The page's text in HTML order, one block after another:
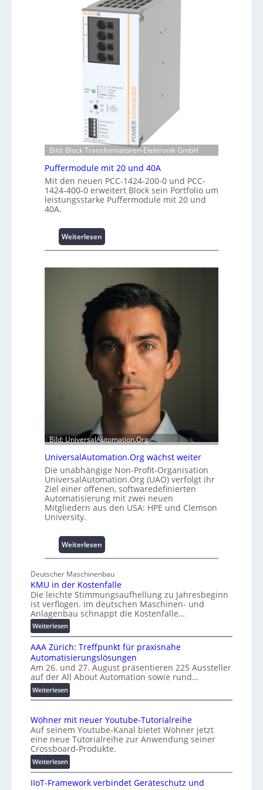
m
a
n
t
e
r
e
c
h
n
z
e
t
r
e
c
h
u
n
g
f
r
C
r
i
m
p
w
k
z
g
e
e
n
e
r
g
I
n
v
e
s
t
t
i
o
n
s
i
c
h
i
s
a
t
A
s
b
a
h
e
m
m
n
s
e
s
c
h
a
f
f
n
Bild: Block Transformatoren-Elektronik GmbH
Puffermodule mit 20 und 40A
Mit den neuen PCC-1424-200-0 und PCC-
1424-400-0 erweitert Block sein Portfolio um
leistungsstarke Puffermodule mit 20 und
40A.
Weiterlesen:
P
f
e
m
d
l
e
i
2
0
u
n
d
4
0
A
Bild: UniversalAutomation.Org
UniversalAutomation.Org wächst weiter
Die unabhängige Non-Profit-Organisation
UniversalAutomation.Org (UAO) verfolgt ihr
Ziel einer offenen, softwaredefinierten
Automatisierung mit zwei neuen
Mitgliedern aus den USA: HPE und Clemson
University.
Weiterlesen:
U
i
v
e
r
l
A
u
t
m
t
i
o
O
Deutscher Maschinenbau
KMU in der Kostenfalle
Die leichte Stimmungsaufhellung zu Jahresbeginn
ist verflogen. Im deutschen Maschinen- und
Anlagenbau schnappt die Kostenfalle…
Weiterlesen:
K
M
U
i
n
d
e
K
o
s
t
e
n
f
AAA Zürich: Treffpunkt für praxisnahe
Automatisierungslösungen
Am 26. und 27. August präsentieren 225 Aussteller
auf der All About Automation sowie rund…
Weiterlesen:
A
A
Z
ü
r
i
c
h
Wöhner mit neuer Youtube-Tutorialreihe
Auf seinem Youtube-Kanal bietet Wöhner jetzt
eine neue Tutorialreihe zur Anwendung seiner
Crossboard-Produkte.
Weiterlesen:
W
ö
IIoT-Framework verbindet Geräteschutz und